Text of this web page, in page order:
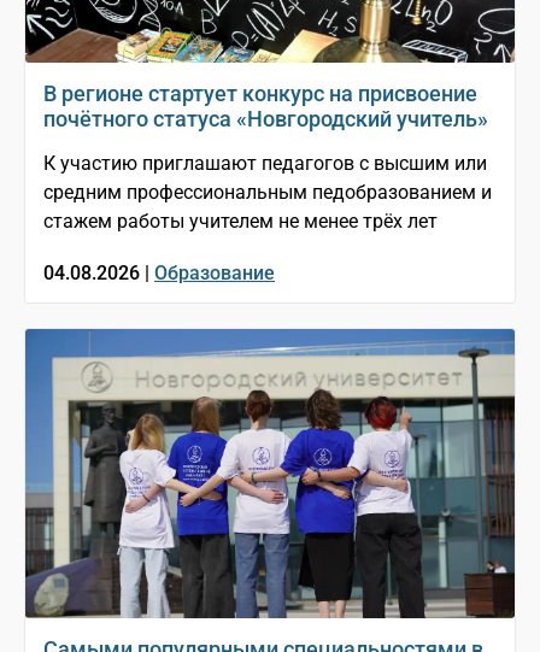
В регионе стартует конкурс на присвоение
почётного статуса «Новгородский учитель»
К участию приглашают педагогов с высшим или
средним профессиональным педобразованием и
стажем работы учителем не менее трёх лет
04.08.2026 | Образование